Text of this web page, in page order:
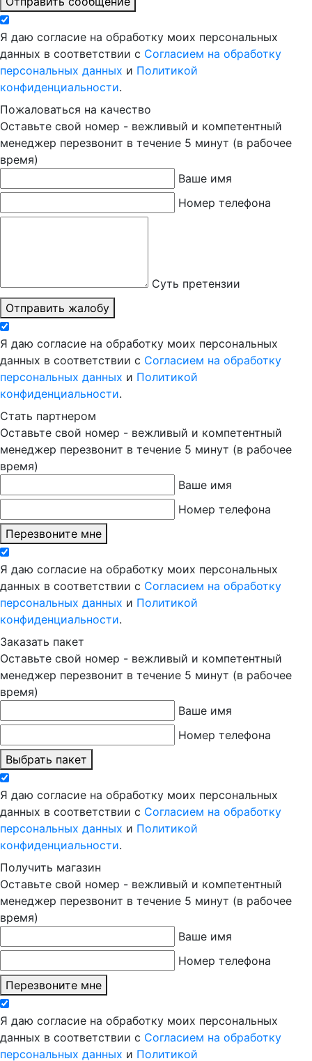
Я даю согласие на обработку моих персональных
данных в соответствии с Согласием на обработку
персональных данных и Политикой
конфиденциальности.
Пожаловаться на качество
Оставьте свой номер - вежливый и компетентный
менеджер перезвонит в течение 5 минут (в рабочее
время)
Ваше имя
Номер телефона
Суть претензии
Отправить жалобу
Я даю согласие на обработку моих персональных
данных в соответствии с Согласием на обработку
персональных данных и Политикой
конфиденциальности.
Стать партнером
Оставьте свой номер - вежливый и компетентный
менеджер перезвонит в течение 5 минут (в рабочее
время)
Ваше имя
Номер телефона
Перезвоните мне
Я даю согласие на обработку моих персональных
данных в соответствии с Согласием на обработку
персональных данных и Политикой
конфиденциальности.
Заказать пакет
Оставьте свой номер - вежливый и компетентный
менеджер перезвонит в течение 5 минут (в рабочее
время)
Ваше имя
Номер телефона
Выбрать пакет
Я даю согласие на обработку моих персональных
данных в соответствии с Согласием на обработку
персональных данных и Политикой
конфиденциальности.
Получить магазин
Оставьте свой номер - вежливый и компетентный
менеджер перезвонит в течение 5 минут (в рабочее
время)
Ваше имя
Номер телефона
Перезвоните мне
Я даю согласие на обработку моих персональных
данных в соответствии с Согласием на обработку
персональных данных и Политикой